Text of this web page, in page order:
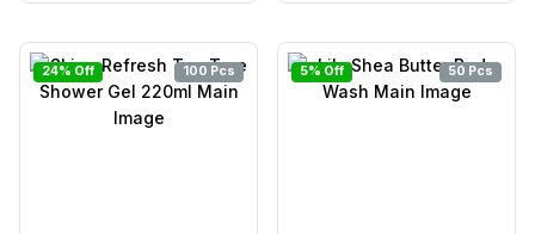
24% Off 100 Pcs 5% Off 50 Pcs